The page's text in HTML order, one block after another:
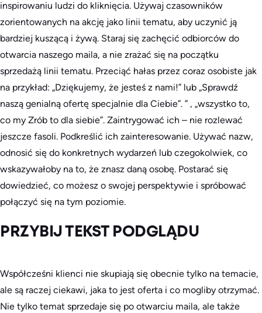
inspirowaniu ludzi do kliknięcia. Używaj czasowników
zorientowanych na akcję jako linii tematu, aby uczynić ją
bardziej kuszącą i żywą. Staraj się zachęcić odbiorców do
otwarcia naszego maila, a nie zrażać się na początku
sprzedażą linii tematu. Przeciąć hałas przez coraz osobiste jak
na przykład: „Dziękujemy, że jesteś z nami!” lub „Sprawdź
naszą genialną ofertę specjalnie dla Ciebie”. ” , „wszystko to,
co my Zrób to dla siebie”. Zaintrygować ich – nie rozlewać
jeszcze fasoli. Podkreślić ich zainteresowanie. Używać nazw,
odnosić się do konkretnych wydarzeń lub czegokolwiek, co
wskazywałoby na to, że znasz daną osobę. Postarać się
dowiedzieć, co możesz o swojej perspektywie i spróbować
połączyć się na tym poziomie.
PRZYBIJ TEKST PODGLĄDU
Współcześni klienci nie skupiają się obecnie tylko na temacie,
ale są raczej ciekawi, jaka to jest oferta i co mogliby otrzymać.
Nie tylko temat sprzedaje się po otwarciu maila, ale także